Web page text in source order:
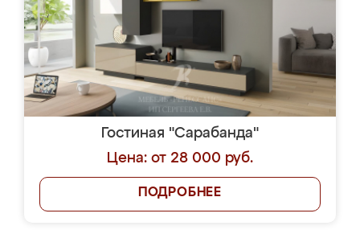
Гостиная "Сарабанда"
Цена: от 28 000 руб.
ПОДРОБНЕЕ